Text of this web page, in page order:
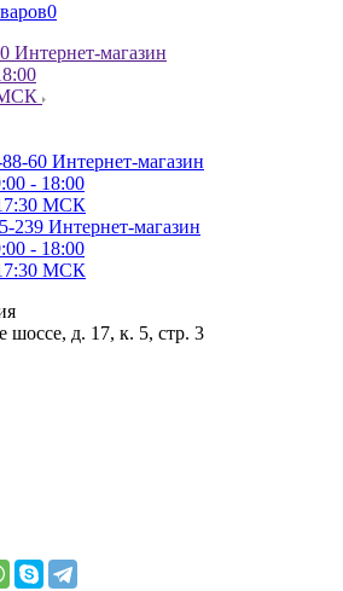
0
Интернет-магазин
МСК
60 Интернет-магазин
- 18:00
МСК
239 Интернет-магазин
- 18:00
МСК
шоссе, д. 17, к. 5, стр. 3